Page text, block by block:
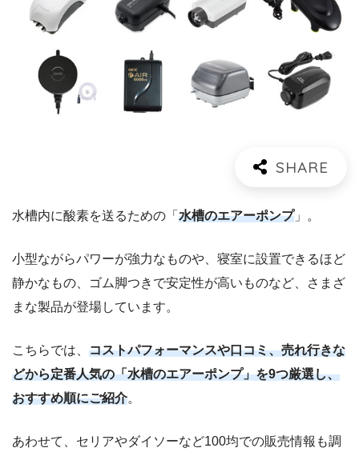
水槽内に酸素を送るための「 水槽のエアーポンプ」。
小型ながらパワーが強力なものや、寝室に設置できるほど
静かなもの、ゴム脚つきで安定性が高いものなど、さまざ
まな製品が登場しています。
こちらでは、 コストパフォーマンスや口コミ、売れ行きな
どから定番人気の「水槽のエアーポンプ」を9つ厳選し、
おすすめ順にご紹介。
あわせて、セリアやダイソーなど100均での販売情報も調